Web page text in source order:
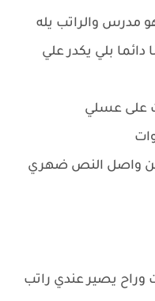
مدرس والراتب يله
بلي يكدر علي
واصل النص ضهري
وراح يصير عندي راتب